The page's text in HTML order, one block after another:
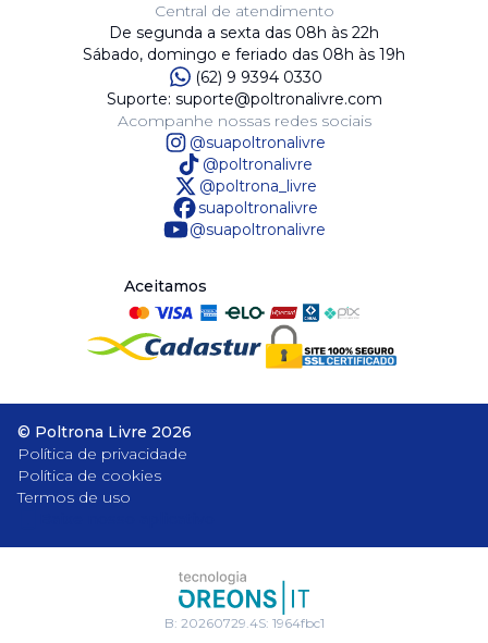
Central de atendimento
De segunda a sexta das 08h às 22h
Sábado, domingo e feriado das 08h às 19h
(62) 9 9394 0330
Suporte: suporte@poltronalivre.com
Acompanhe nossas redes sociais
@suapoltronalivre
@poltronalivre
@poltrona_livre
suapoltronalivre
@suapoltronalivre
Aceitamos
© Poltrona Livre 2026
Política de privacidade
Política de cookies
Termos de uso
B: 20260729.4S: 1964fbc1